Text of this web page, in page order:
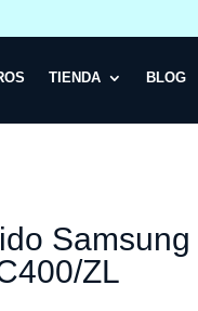
TIENDA BLOG
ZL